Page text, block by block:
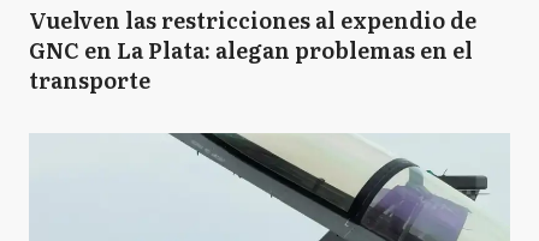
Vuelven las restricciones al expendio de
GNC en La Plata: alegan problemas en el
transporte